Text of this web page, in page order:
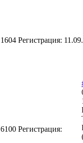
1604 Регистрация:
6100 Регистрация: